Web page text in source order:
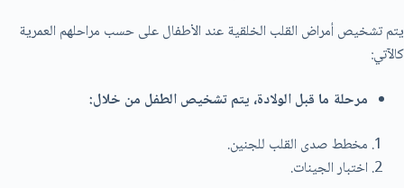
يتم تشخيص أمراض القلب الخلقية عند الأطفال على حسب مراحلهم العمرية
كالآتي:
مرحلة ما قبل الولادة، يتم تشخيص الطفل من خلال:
مخطط صدى القلب للجنين.
اختبار الجينات.